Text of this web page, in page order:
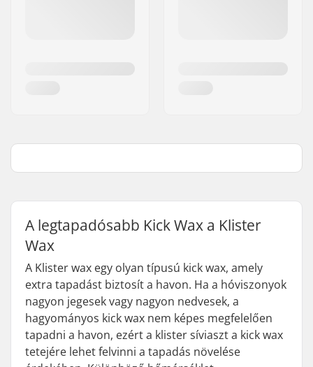
A legtapadósabb Kick Wax a Klister
Wax
A Klister wax egy olyan típusú kick wax, amely
extra tapadást biztosít a havon. Ha a hóviszonyok
nagyon jegesek vagy nagyon nedvesek, a
hagyományos kick wax nem képes megfelelően
tapadni a havon, ezért a klister síviaszt a kick wax
tetejére lehet felvinni a tapadás növelése